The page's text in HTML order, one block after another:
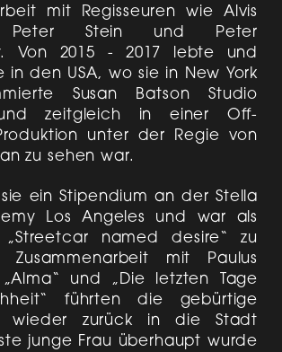
mit Regisseuren wie Alvis
Peter Stein und Peter
Von 2015 - 2017 lebte und
in den USA, wo sie in New York
Susan Batson Studio
zeitgleich in einer Off-
unter der Regie von
zu sehen war.
ein Stipendium an der Stella
Los Angeles und war als
named desire“ zu
Zusammenarbeit mit Paulus
und „Die letzten Tage
führten die gebürtige
wieder zurück in die Stadt
junge Frau überhaupt wurde